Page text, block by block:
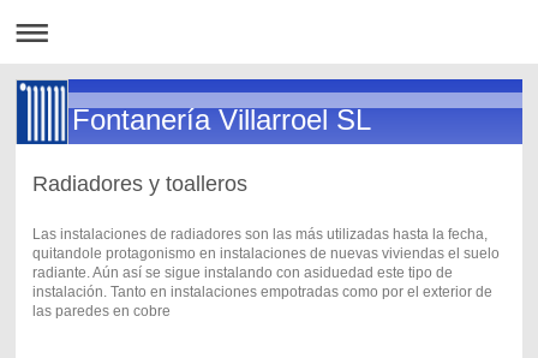
Fontanería Villarroel SL
Radiadores y toalleros
Las instalaciones de radiadores son las más utilizadas hasta la fecha,
quitandole protagonismo en instalaciones de nuevas viviendas el suelo
radiante. Aún así se sigue instalando con asiduedad este tipo de
instalación. Tanto en instalaciones empotradas como por el exterior de
las paredes en cobre